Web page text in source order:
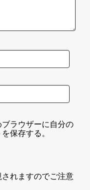
ラウザーに自分の
保存する。
れますのでご注意